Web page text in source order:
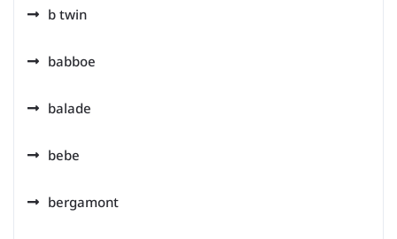
b twin
babboe
balade
bebe
bergamont